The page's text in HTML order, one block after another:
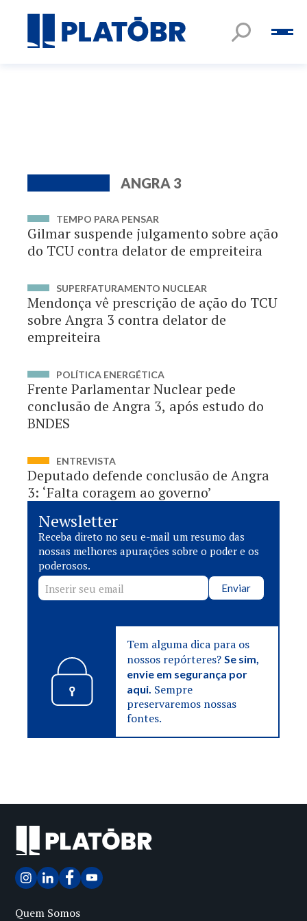
ANGRA 3
TEMPO PARA PENSAR
Gilmar suspende julgamento sobre ação
do TCU contra delator de empreiteira
SUPERFATURAMENTO NUCLEAR
Mendonça vê prescrição de ação do TCU
sobre Angra 3 contra delator de
empreiteira
POLÍTICA ENERGÉTICA
Frente Parlamentar Nuclear pede
conclusão de Angra 3, após estudo do
BNDES
ENTREVISTA
Deputado defende conclusão de Angra
3: ‘Falta coragem ao governo’
Newsletter
Receba direto no seu e-mail um resumo das
nossas melhores apurações sobre o poder e os
poderosos.
Enviar
Tem alguma dica para os
nossos repórteres?Se sim,
envie em segurança por
aqui. Sempre
preservaremos nossas
fontes.
Quem Somos